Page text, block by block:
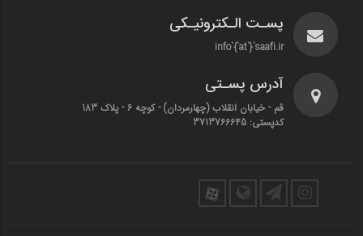
پسـت الـکترونیـکی
info`{`at`}`saafi.ir
آدرس پسـتی
قم - خیابان انقلاب (چهارمردان)‌ - کوچه 6 - پلاک 183
کدپستی: 3713766645